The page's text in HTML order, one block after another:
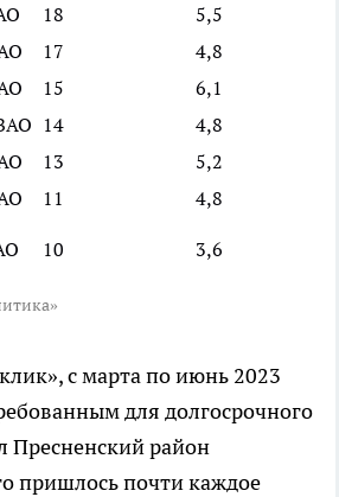
18
5,5
17
4,8
15
6,1
14
4,8
13
5,2
11
4,8
10 3,6
с марта по июнь 2023
для долгосрочного
Пресненский район
пришлось почти каждое